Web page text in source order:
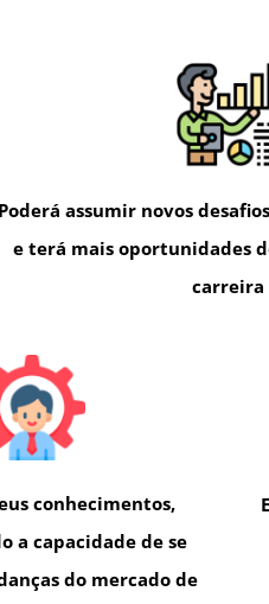
Poderá assumir novos
e terá mais oportunidades
carreira
conhecimentos,
a capacidade de se
do mercado de